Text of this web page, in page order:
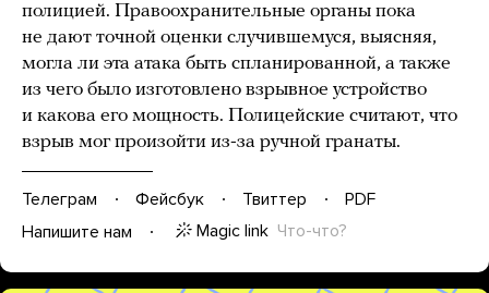
полицией. Правоохранительные органы пока
не дают точной оценки случившемуся, выясняя,
могла ли эта атака быть спланированной, а также
из чего было изготовлено взрывное устройство
и какова его мощность. Полицейские считают, что
взрыв мог произойти из-за ручной гранаты.
Телеграм Фейсбук Твиттер
PDF
Напишите нам
Magic link Что-что?